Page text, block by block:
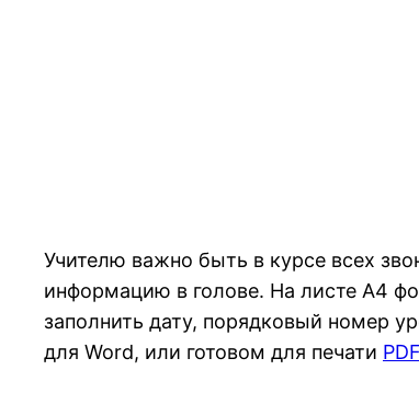
Учителю важно быть в курсе всех
информацию в голове. На листе А4
заполнить дату, порядковый номер
для Word, или готовом для печати PDF